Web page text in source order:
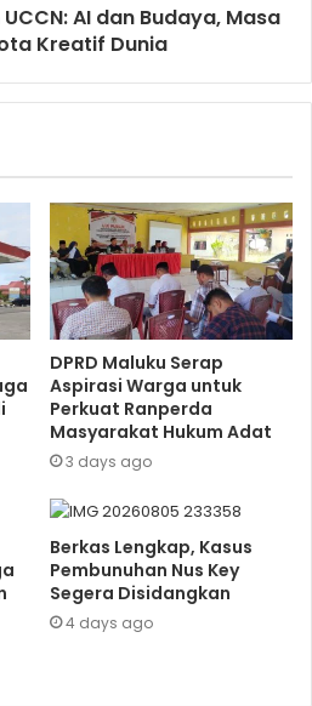
AI dan Budaya, Masa
Kreatif Dunia
DPRD Maluku Serap
Aspirasi Warga untuk
Perkuat Ranperda
Masyarakat Hukum Adat
3 days ago
Berkas Lengkap, Kasus
Pembunuhan Nus Key
Segera Disidangkan
4 days ago